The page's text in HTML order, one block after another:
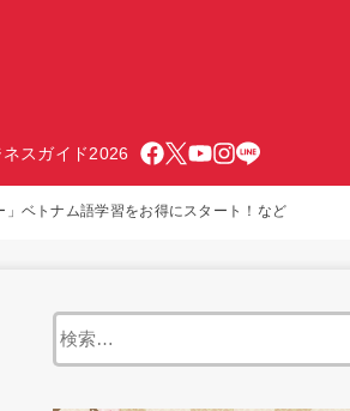
スガイド2026
ベトナム語学習をお得にスタート！など